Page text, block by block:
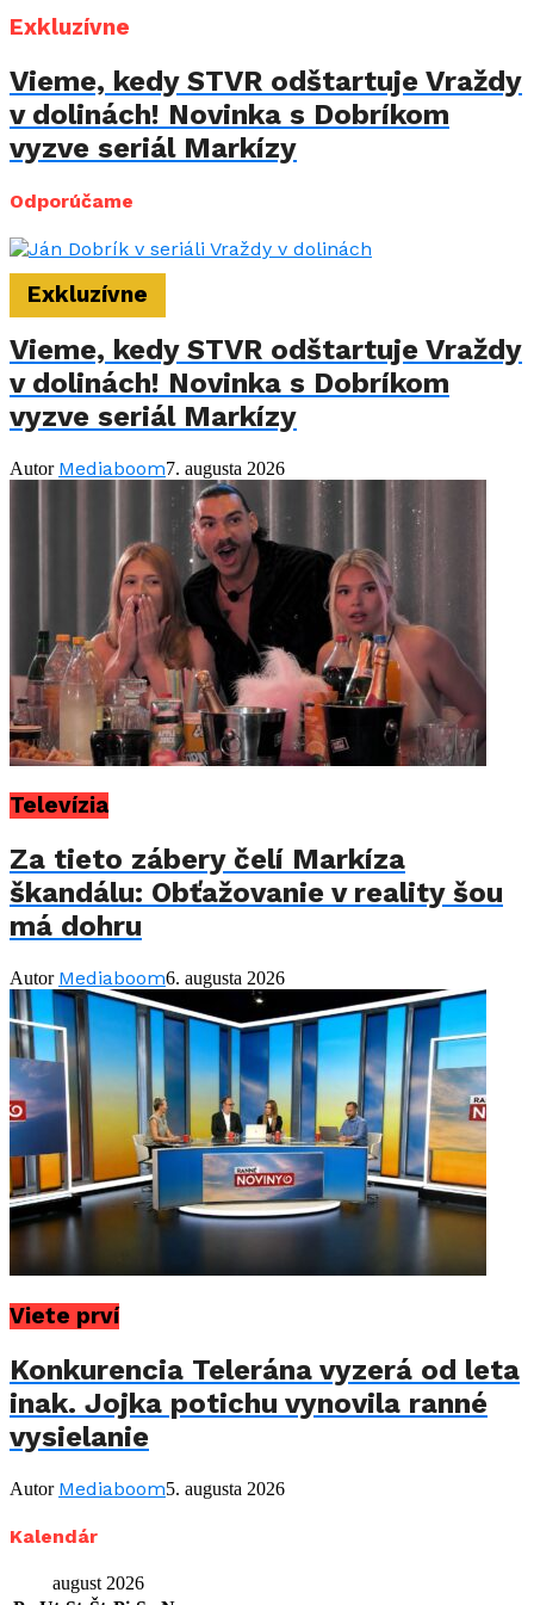
Exkluzívne
Vieme, kedy STVR odštartuje Vraždy
v dolinách! Novinka s Dobríkom
vyzve seriál Markízy
Odporúčame
Exkluzívne
Vieme, kedy STVR odštartuje Vraždy
v dolinách! Novinka s Dobríkom
vyzve seriál Markízy
Autor Mediaboom7. augusta 2026
Televízia
Za tieto zábery čelí Markíza
škandálu: Obťažovanie v reality šou
má dohru
Autor Mediaboom6. augusta 2026
Viete prví
Konkurencia Telerána vyzerá od leta
inak. Jojka potichu vynovila ranné
vysielanie
Autor Mediaboom5. augusta 2026
Kalendár
august 2026